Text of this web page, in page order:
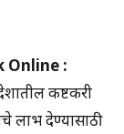
Online :
कष्टकरी
लाभ देण्यासाठी